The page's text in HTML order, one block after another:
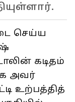
செய்ய
கடிதம்
அவர்
உற்பத்தித்